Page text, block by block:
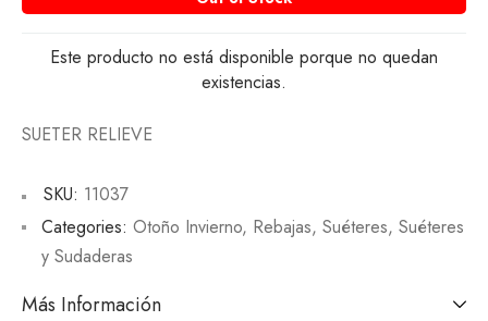
Este producto no está disponible porque no quedan
existencias.
SUETER RELIEVE
SKU: 11037
Categories: Otoño Invierno, Rebajas, Suéteres, Suéteres
y Sudaderas
Más Información